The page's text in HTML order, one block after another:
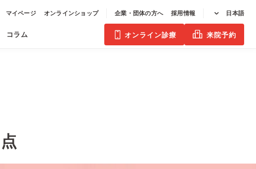
コラム
マイページ オンラインショップ 企業・団体の方へ 採用情報 日本語
来院予約
オンライン診療